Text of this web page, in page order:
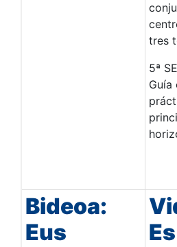
tres
5ª
Guía
Bideoa:
Eus
Es